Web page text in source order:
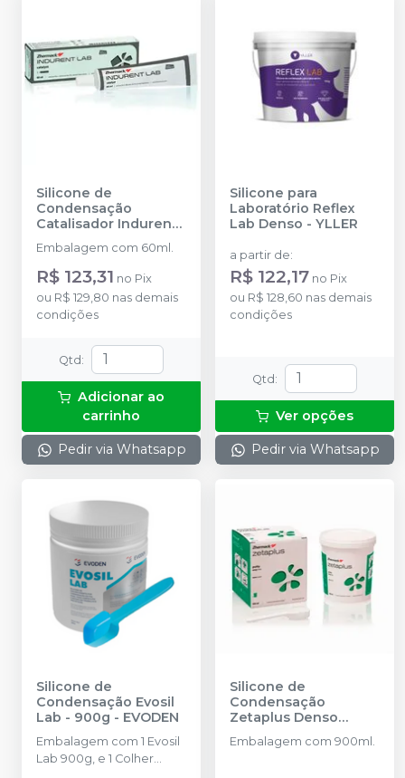
Silicone de
Condensação
Catalisador Indurent
Lab
-
Embalagem com 60ml.
R$ 123,31 no Pix
ou R$ 129,80 nas demais
condições
Qtd:
Adicionar ao
carrinho
Pedir via Whatsapp
Silicone para
Laboratório Reflex
Lab Denso - YLLER
a partir de:
R$ 122,17 no Pix
ou R$ 128,60 nas demais
condições
Qtd:
Ver opções
Pedir via Whatsapp
Silicone de
Condensação Evosil
Lab - 900g - EVODEN
Embalagem com 1 Evosil
Lab 900g, e 1 Colher
Silicone de
Condensação
Zetaplus Denso
900ml
Embalagem com 900ml.